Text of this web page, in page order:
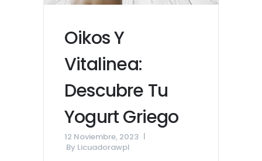
Oikos Y
Vitalinea:
Descubre Tu
Yogurt Griego
12 Noviembre, 2023
By Licuadorawpl